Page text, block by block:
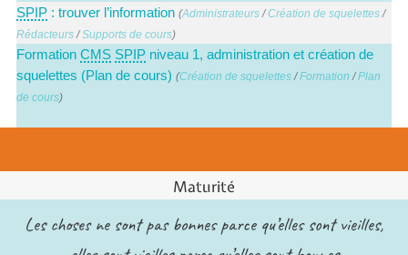
SPIP : trouver l’information (Administrateurs /Création de squelettes /
Rédacteurs /Supports de cours)
FormationCMS SPIP niveau 1, administration et création de
squelettes (Plan de cours) (Création de squelettes /Formation /Plan
de cours)
Maturité
Les choses ne sont pas bonnes parce qu’elles sont vieilles,